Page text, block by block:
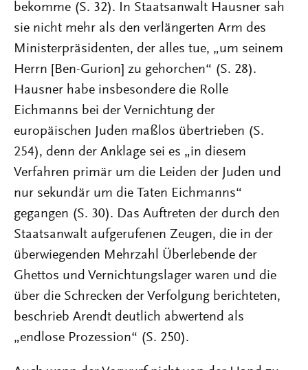
bekomme (S. 32). In Staatsanwalt Hausner sah
sie nicht mehr als den verlängerten Arm des
Ministerpräsidenten, der alles tue, „um seinem
Herrn [Ben-Gurion] zu gehorchen“ (S. 28).
Hausner habe insbesondere die Rolle
Eichmanns bei der Vernichtung der
europäischen Juden maßlos übertrieben (S.
254), denn der Anklage sei es „in diesem
Verfahren primär um die Leiden der Juden und
nur sekundär um die Taten Eichmanns“
gegangen (S. 30). Das Auftreten der durch den
Staatsanwalt aufgerufenen Zeugen, die in der
überwiegenden Mehrzahl Überlebende der
Ghettos und Vernichtungslager waren und die
über die Schrecken der Verfolgung berichteten,
beschrieb Arendt deutlich abwertend als
„endlose Prozession“ (S. 250).